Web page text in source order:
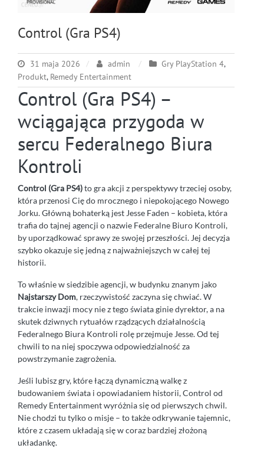
Control (Gra PS4)
31 maja 2026 admin Gry PlayStation 4,
Produkt, Remedy Entertainment
Control (Gra PS4) –
wciągająca przygoda w
sercu Federalnego Biura
Kontroli
Control (Gra PS4)to gra akcji z perspektywy trzeciej osoby,
która przenosi Cię do mrocznego i niepokojącego Nowego
Jorku. Główną bohaterką jest Jesse Faden – kobieta, która
trafia do tajnej agencji o nazwie Federalne Biuro Kontroli,
by uporządkować sprawy ze swojej przeszłości. Jej decyzja
szybko okazuje się jedną z najważniejszych w całej tej
historii.
To właśnie w siedzibie agencji, w budynku znanym jako
Najstarszy Dom, rzeczywistość zaczyna się chwiać. W
trakcie inwazji mocy nie z tego świata ginie dyrektor, a na
skutek dziwnych rytuałów rządzących działalnością
Federalnego Biura Kontroli rolę przejmuje Jesse. Od tej
chwili to na niej spoczywa odpowiedzialność za
powstrzymanie zagrożenia.
Jeśli lubisz gry, które łączą dynamiczną walkę z
budowaniem świata i opowiadaniem historii, Control od
Remedy Entertainment wyróżnia się od pierwszych chwil.
Nie chodzi tu tylko o misje – to także odkrywanie tajemnic,
które z czasem układają się w coraz bardziej złożoną
układankę.